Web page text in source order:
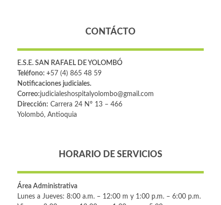
CONTÁCTO
E.S.E. SAN RAFAEL DE YOLOMBÓ
Teléfono: +57 (4) 865 48 59
Notificaciones judiciales.
Correo:judicialeshospitalyolombo@gmail.com
Dirección: Carrera 24 Nº 13 – 466
Yolombó, Antioquia
HORARIO DE SERVICIOS
Área Administrativa
Lunes a Jueves: 8:00 a.m. – 12:00 m y 1:00 p.m. – 6:00 p.m.